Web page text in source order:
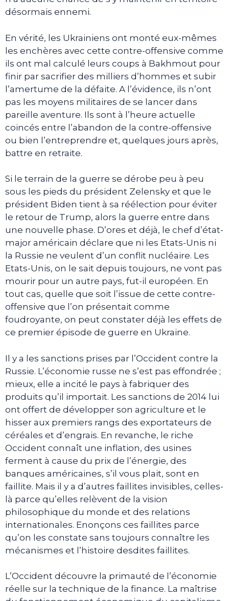
désormais ennemi.
En vérité, les Ukrainiens ont monté eux-mêmes
les enchères avec cette contre-offensive comme
ils ont mal calculé leurs coups à Bakhmout pour
finir par sacrifier des milliers d’hommes et subir
l’amertume de la défaite. A l’évidence, ils n’ont
pas les moyens militaires de se lancer dans
pareille aventure. Ils sont à l’heure actuelle
coincés entre l’abandon de la contre-offensive
ou bien l’entreprendre et, quelques jours après,
battre en retraite.
Si le terrain de la guerre se dérobe peu à peu
sous les pieds du président Zelensky et que le
président Biden tient à sa réélection pour éviter
le retour de Trump, alors la guerre entre dans
une nouvelle phase. D’ores et déjà, le chef d’état-
major américain déclare que ni les Etats-Unis ni
la Russie ne veulent d’un conflit nucléaire. Les
Etats-Unis, on le sait depuis toujours, ne vont pas
mourir pour un autre pays, fut-il européen. En
tout cas, quelle que soit l’issue de cette contre-
offensive que l’on présentait comme
foudroyante, on peut constater déjà les effets de
ce premier épisode de guerre en Ukraine.
Il y a les sanctions prises par l’Occident contre la
Russie. L’économie russe ne s’est pas effondrée ;
mieux, elle a incité le pays à fabriquer des
produits qu’il importait. Les sanctions de 2014 lui
ont offert de développer son agriculture et le
hisser aux premiers rangs des exportateurs de
céréales et d’engrais. En revanche, le riche
Occident connaît une inflation, des usines
ferment à cause du prix de l’énergie, des
banques américaines, s’il vous plait, sont en
faillite. Mais il y a d’autres faillites invisibles, celles-
là parce qu’elles relèvent de la vision
philosophique du monde et des relations
internationales. Enonçons ces faillites parce
qu’on les constate sans toujours connaître les
mécanismes et l’histoire desdites faillites.
L’Occident découvre la primauté de l’économie
réelle sur la technique de la finance. La maîtrise